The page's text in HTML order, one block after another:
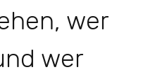
wer
wer